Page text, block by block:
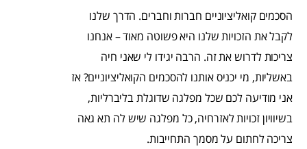
הסכמים קואליציוניים חברות וחברים. הדרך שלנו
לקבל את הזכויות שלנו היא פשוטה מאוד – אנחנו
צריכות לדרוש את זה. הרבה יגידו לי שאני חיה
באשליות, מי יכניס אותנו להסכמים הקואליציוניים? אז
אני מודיעה לכם שכל מפלגה שדוגלת בליברליות,
בשיוויון זכויות לאזרחיה, כל מפלגה שיש לה תא גאה
צריכה לחתום על מסמך התחייבות.